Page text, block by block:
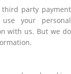
party payment
your personal
with us. But we do